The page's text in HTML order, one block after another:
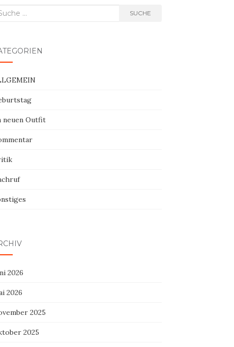
SUCHE
neuen Outfit
2026
2026
2025
2025